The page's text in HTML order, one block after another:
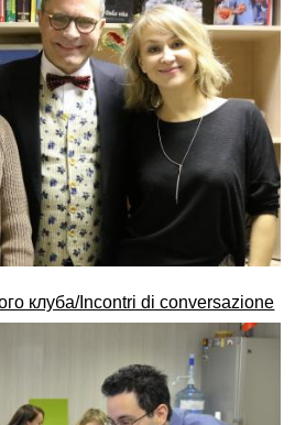
клуба/Incontri di conversazione